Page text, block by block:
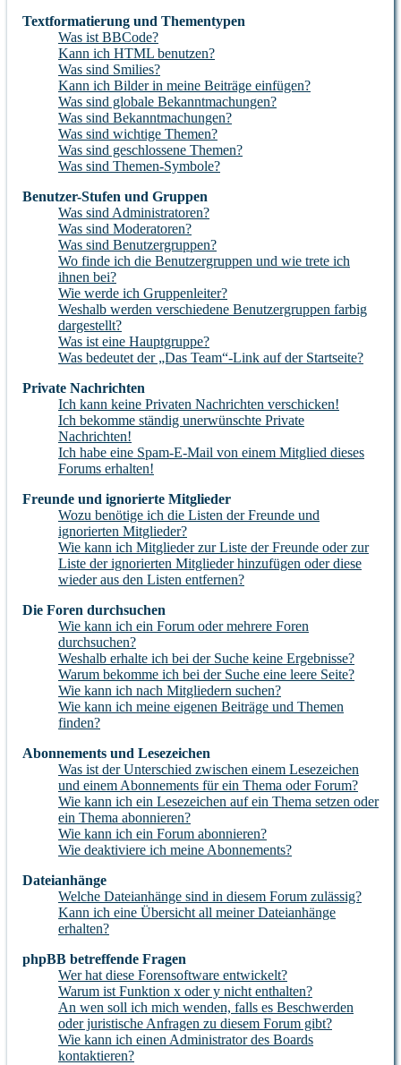
Textformatierung und Thementypen
Was ist BBCode?
Kann ich HTML benutzen?
Was sind Smilies?
Kann ich Bilder in meine Beiträge einfügen?
Was sind globale Bekanntmachungen?
Was sind Bekanntmachungen?
Was sind wichtige Themen?
Was sind geschlossene Themen?
Was sind Themen-Symbole?
Benutzer-Stufen und Gruppen
Was sind Administratoren?
Was sind Moderatoren?
Was sind Benutzergruppen?
Wo finde ich die Benutzergruppen und wie trete ich
ihnen bei?
Wie werde ich Gruppenleiter?
Weshalb werden verschiedene Benutzergruppen farbig
dargestellt?
Was ist eine Hauptgruppe?
Was bedeutet der „Das Team“-Link auf der Startseite?
Private Nachrichten
Ich kann keine Privaten Nachrichten verschicken!
Ich bekomme ständig unerwünschte Private
Nachrichten!
Ich habe eine Spam-E-Mail von einem Mitglied dieses
Forums erhalten!
Freunde und ignorierte Mitglieder
Wozu benötige ich die Listen der Freunde und
ignorierten Mitglieder?
Wie kann ich Mitglieder zur Liste der Freunde oder zur
Liste der ignorierten Mitglieder hinzufügen oder diese
wieder aus den Listen entfernen?
Die Foren durchsuchen
Wie kann ich ein Forum oder mehrere Foren
durchsuchen?
Weshalb erhalte ich bei der Suche keine Ergebnisse?
Warum bekomme ich bei der Suche eine leere Seite?
Wie kann ich nach Mitgliedern suchen?
Wie kann ich meine eigenen Beiträge und Themen
finden?
Abonnements und Lesezeichen
Was ist der Unterschied zwischen einem Lesezeichen
und einem Abonnements für ein Thema oder Forum?
Wie kann ich ein Lesezeichen auf ein Thema setzen oder
ein Thema abonnieren?
Wie kann ich ein Forum abonnieren?
Wie deaktiviere ich meine Abonnements?
Dateianhänge
Welche Dateianhänge sind in diesem Forum zulässig?
Kann ich eine Übersicht all meiner Dateianhänge
erhalten?
phpBB betreffende Fragen
Wer hat diese Forensoftware entwickelt?
Warum ist Funktion x oder y nicht enthalten?
An wen soll ich mich wenden, falls es Beschwerden
oder juristische Anfragen zu diesem Forum gibt?
Wie kann ich einen Administrator des Boards
kontaktieren?